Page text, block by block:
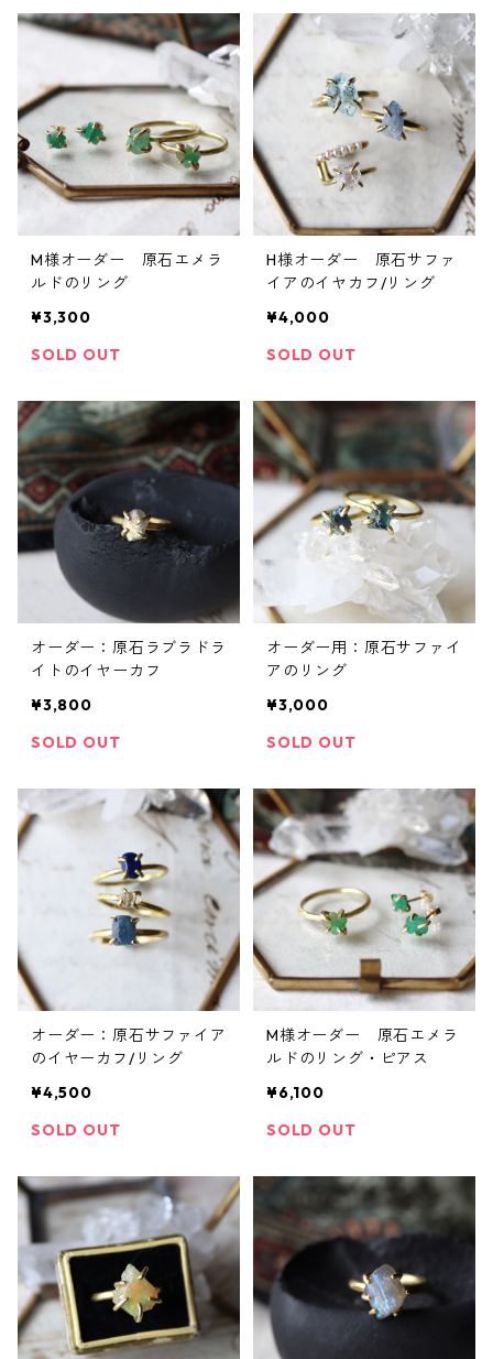
M様オーダー 原石エメラ
ルドのリング
¥3,300
SOLD OUT
H様オーダー 原石サファ
イアのイヤカフ/リング
¥4,000
SOLD OUT
オーダー：原石ラブラドラ
イトのイヤーカフ
¥3,800
SOLD OUT
オーダー用：原石サファイ
アのリング
¥3,000
SOLD OUT
オーダー：原石サファイア
のイヤーカフ/リング
¥4,500
SOLD OUT
M様オーダー 原石エメラ
ルドのリング・ピアス
¥6,100
SOLD OUT